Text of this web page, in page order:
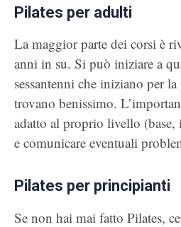
Pilates per adulti
La maggior parte dei corsi è
anni in su. Si può iniziare a
sessantenni che iniziano per
trovano benissimo.
adatto al proprio livello (base,
e comunicare eventuali
Pilates per principianti
Se non hai mai fatto Pilates,